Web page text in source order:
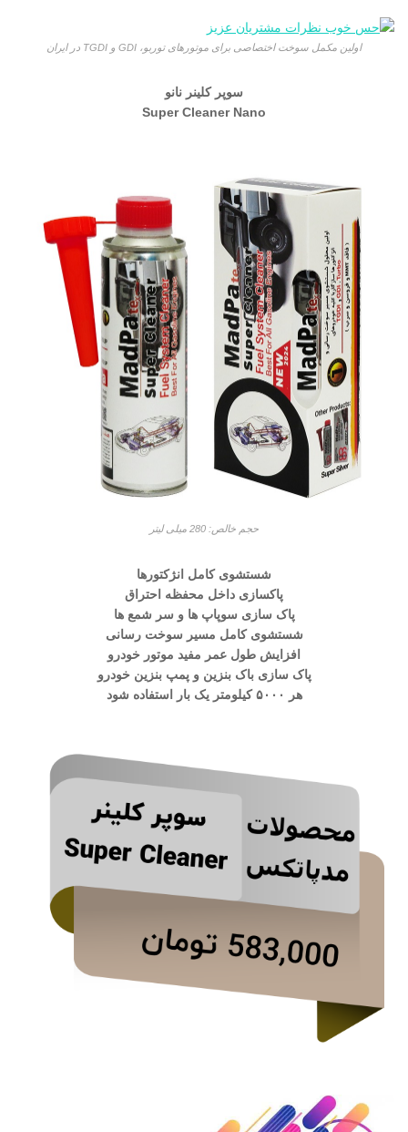
اولین مکمل سوخت اختصاصی برای موتورهای توربو، GDI و TGDI در ایران
سوپر کلینر نانو
Super Cleaner Nano
حجم خالص: 280 میلی لیتر
شستشوی کامل انژکتورها
پاکسازی داخل محفظه احتراق
پاک سازی سوپاپ ها و سر شمع ها
شستشوی کامل مسیر سوخت رسانی
افزایش طول عمر مفید موتور خودرو
پاک سازی باک بنزین و پمپ بنزین خودرو
هر ۵۰۰۰ کیلومتر یک بار استفاده شود